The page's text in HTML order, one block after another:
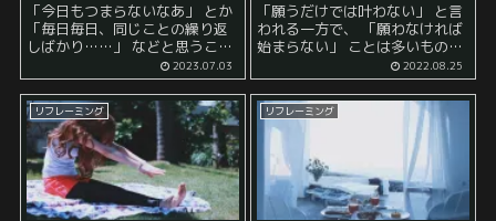
「今日もつまらないなあ」 とか
「毎日毎日、同じことの繰り返
しばかり……」 などと思うこと
クをしている場合も、 「今日も
またこんな仕事か」 とか 「また
これか、もう飽...
2023.07.03
「願うだけでは叶わない」 と言
われる一方で、 「願わなければ
始まらない」 ことは多いもので
が欲しい」 という願いや 「この
くらい保有資産が欲しい」 とい
った想...
2022.08.25
リフレーミング リフレーミング